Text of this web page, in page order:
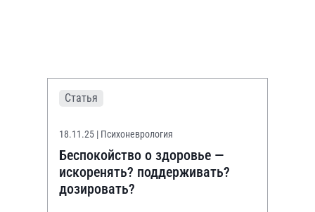
Статья
18.11.25 | Психоневрология
Беспокойство о здоровье —
искоренять? поддерживать?
дозировать?